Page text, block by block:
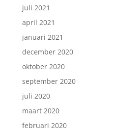
juli 2021
april 2021
januari 2021
december 2020
oktober 2020
september 2020
juli 2020
maart 2020
februari 2020